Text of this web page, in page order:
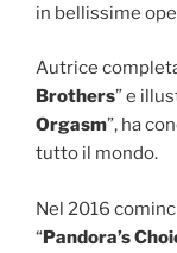
in bellissime
Autrice
Brothers” e
Orgasm”, ha
tutto il mondo.
Nel 2016
“Pandora’s